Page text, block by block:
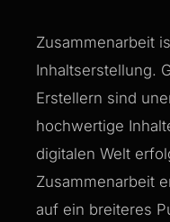
Zusammenarbeit
Inhaltserstellung.
Erstellern sind
hochwertige
digitalen Welt
Zusammenarbeit
auf ein breiteres